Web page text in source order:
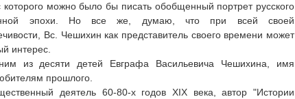
можно было бы писать обобщенный портрет русского
эпохи. Но все же, думаю, что при всей своей
Вс. Чешихин как представитель своего времени может
интерес.
из десяти детей Евграфа Васильевича Чешихина, имя
прошлого.
деятель 60-80-х годов XIX века, автор "Истории